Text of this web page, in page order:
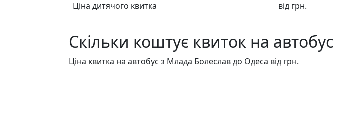
Ціна дитячого квитка
від грн.
Скільки коштує квиток на
Ціна квитка на автобус з Млада Болеслав до Одеса від грн.